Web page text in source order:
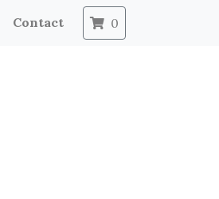
Contact 0